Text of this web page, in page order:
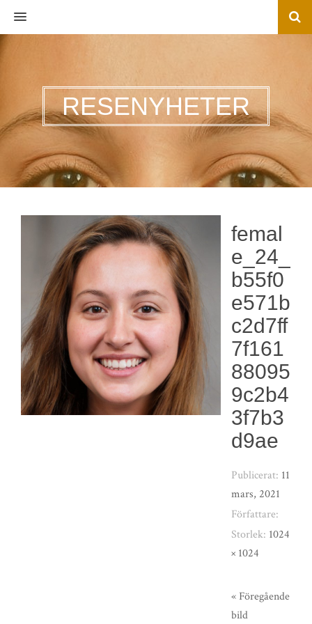
MENU
RESENYHETER
femal
e_24_
b55f0
e571b
c2d7ff
7f161
88095
9c2b4
3f7b3
d9ae
Publicerat: 11
mars, 2021
Författare:
Storlek: 1024
× 1024
« Föregående
bild